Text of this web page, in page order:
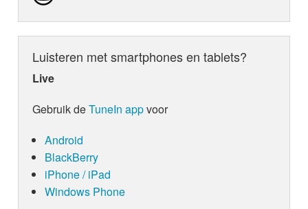
Luisteren met smartphones en tablets?
Live
Gebruik deTuneIn appvoor
Android
BlackBerry
iPhone / iPad
Windows Phone